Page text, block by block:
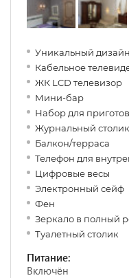
Уникальный дизайн
Кабельное
ЖК LCD телевизор
Мини-бар
Набор для
Журнальный столик
Балкон/терраса
Телефон для
Цифровые весы
Электронный сейф
Фен
Зеркало в полный
Туалетный столик
Питание:
Включён